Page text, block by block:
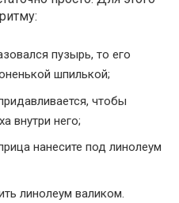
пузырь, то его
шпилькой;
чтобы
внутри него;
нанесите под линолеум
линолеум валиком.